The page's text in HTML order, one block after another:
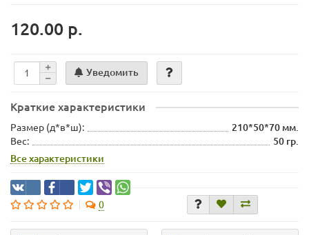
120.00 р.
Уведомить
Краткие характеристики
Размер (д*в*ш):
210*50*70 мм.
Вес:
50 гр.
Все характеристики
0